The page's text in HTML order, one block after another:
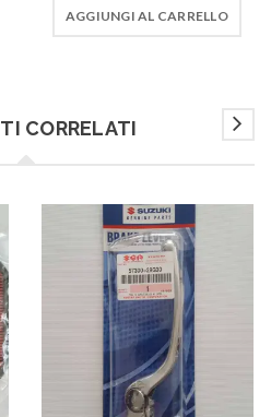
AGGIUNGI AL CARRELLO
CORRELATI